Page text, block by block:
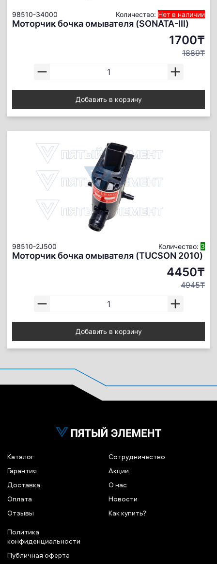
98510-34000 Количество: Нет в наличии
Моторчик бочка омывателя (SONATA-III)
1700₸
1889₸
Добавить в корзину
98510-2J500 Количество: 3
Моторчик бочка омывателя (TUCSON 2010)
4450₸
4945₸
Добавить в корзину
Каталог
Гарантия
Доставка
Оплата
Отзывы
Сотрудничество
Акции
О нас
Новости
Как купить?
Политика
конфиденциальности
Публичная оферта